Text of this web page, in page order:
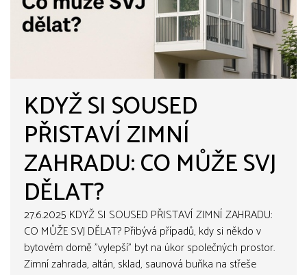
KDYŽ SI SOUSED
PŘISTAVÍ ZIMNÍ
ZAHRADU: CO MŮŽE SVJ
DĚLAT?
27.6.2025 KDYŽ SI SOUSED PŘISTAVÍ ZIMNÍ ZAHRADU:
CO MŮŽE SVJ DĚLAT? Přibývá případů, kdy si někdo v
bytovém domě "vylepší" byt na úkor společných prostor.
Zimní zahrada, altán, sklad, saunová buňka na střeše